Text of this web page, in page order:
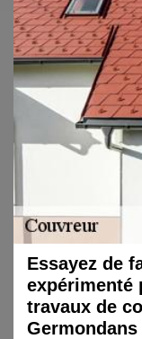
Essayez de
expérimenté
travaux de
Germondans